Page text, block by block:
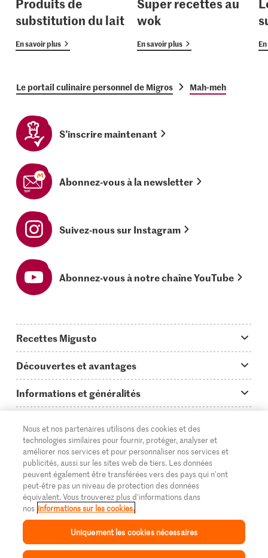
substitution du lait
En savoir plus
wok
En savoir plus
Le portail culinaire personnel de Migros Mah-meh
S’inscrire maintenant
Abonnez-vous à la newsletter
Suivez-nous sur Instagram
Abonnez-vous à notre chaîne YouTube
Recettes Migusto
Idées de menus
Plats principaux
Simple & vite prêt
Apéritif
Préparations au four
Enfants & famille
Toutes les recettes
Découvertes et avantages
On en parle...
Tutoriels
Glossaire des ingrédients
Login Migusto
Magazine Migusto
Informations et généralités
Questions concernant Migusto
Cuisiner avec Migusto
Service clientèle & contact
Publicité
Impressum
Mentions légales
Supermarché
Migros Online
À propos de Migros
Magasins
Cumulus
© 2026 La Fédération des coopératives Migros
DE FR IT
Nous et nos partenaires utilisons des cookies et des
technologies similaires pour fournir, protéger, analyser et
améliorer nos services et pour personnaliser nos services et
publicités, aussi sur les sites web de tiers. Les données
peuvent également être transférées vers des pays qui n'ont
peut-être pas un niveau de protection des données
équivalent. Vous trouverez plus d'informations dans
nos informations sur les cookies.
Uniquement les cookies nécessaires